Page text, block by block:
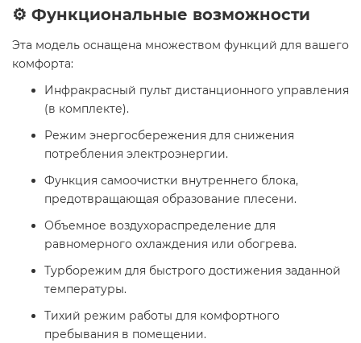
⚙️ Функциональные возможности
Эта модель оснащена множеством функций для вашего
комфорта:
Инфракрасный пульт дистанционного управления
(в комплекте).
Режим энергосбережения для снижения
потребления электроэнергии.
Функция самоочистки внутреннего блока,
предотвращающая образование плесени.
Объемное воздухораспределение для
равномерного охлаждения или обогрева.
Турборежим для быстрого достижения заданной
температуры.
Тихий режим работы для комфортного
пребывания в помещении.